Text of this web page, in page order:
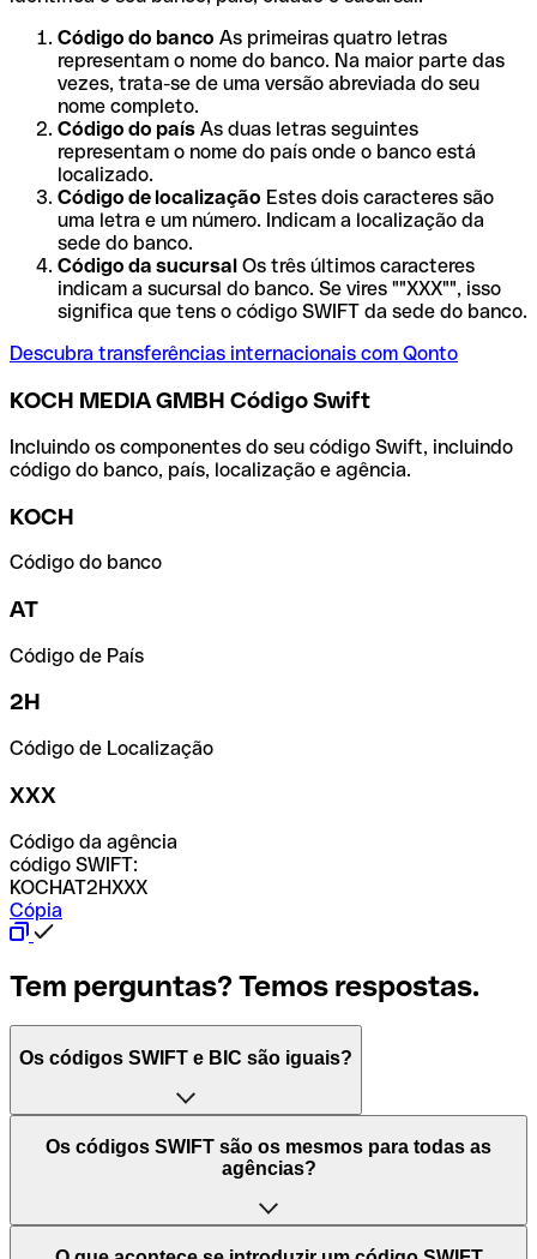
Código do banco As primeiras quatro letras
representam o nome do banco. Na maior parte das
vezes, trata-se de uma versão abreviada do seu
nome completo.
Código do país As duas letras seguintes
representam o nome do país onde o banco está
localizado.
Código de localização Estes dois caracteres são
uma letra e um número. Indicam a localização da
sede do banco.
Código da sucursal Os três últimos caracteres
indicam a sucursal do banco. Se vires ""XXX"", isso
significa que tens o código SWIFT da sede do banco.
Descubra transferências internacionais com Qonto
KOCH MEDIA GMBH Código Swift
Incluindo os componentes do seu código Swift, incluindo
código do banco, país, localização e agência.
KOCH
Código do banco
AT
Código de País
2H
Código de Localização
XXX
Código da agência
código SWIFT:
KOCHAT2HXXX
Cópia
Tem perguntas? Temos respostas.
Os códigos SWIFT e BIC são iguais?
O acrónimo SWIFT significa "Society for Worldwide
Interbank Financial Telecommunication (Sociedade para
Mundiais)". Trata-se de uma rede mundial onde se
processam pagamentos entre países. Por outro lado, BIC
Os códigos SWIFT são os mesmos para todas as
agências?